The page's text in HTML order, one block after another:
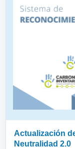
Actualización
Neutralidad 2.0